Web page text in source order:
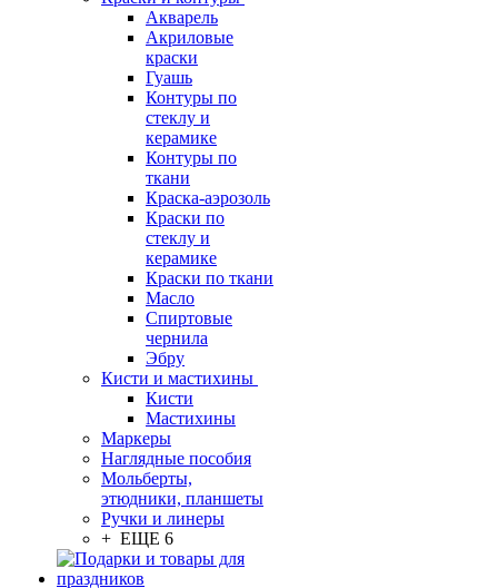
Акварель
Акриловые
краски
Гуашь
Контуры по
стеклу и
керамике
Контуры по
ткани
Краска-аэрозоль
Краски по
стеклу и
керамике
Краски по ткани
Масло
Спиртовые
чернила
Эбру
Кисти и мастихины
Кисти
Мастихины
Маркеры
Наглядные пособия
Мольберты,
этюдники, планшеты
Ручки и линеры
+ ЕЩЕ 6